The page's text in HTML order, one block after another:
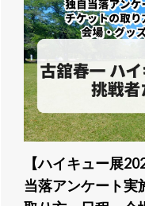
【ハイキュー展
当落アンケート実